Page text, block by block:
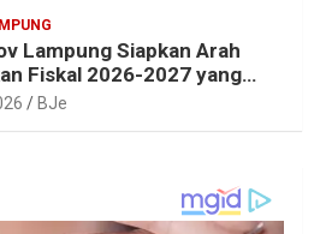
Lampung Siapkan Arah
Fiskal 2026-2027 yang
dan Berkelanjutan
BJe